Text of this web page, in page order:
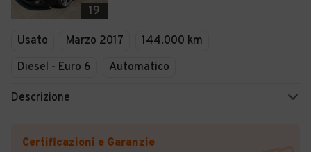
19
Usato Marzo 2017
144.000 km
Diesel - Euro 6
Automatico
Descrizione
Certificazioni e Garanzie